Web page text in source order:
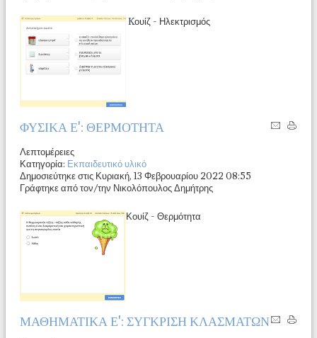
Kουίζ - Ηλεκτρισμός
ΦΥΣΙΚΑ Ε': ΘΕΡΜΟΤΗΤΑ
Λεπτομέρειες
Κατηγορία: Εκπαιδευτικό υλικό
Δημοσιεύτηκε στις Κυριακή, 13 Φεβρουαρίου 2022 08:55
Γράφτηκε από τον/την Νικολόπουλος Δημήτρης
Κουίζ - Θερμότητα
ΜΑΘΗΜΑΤΙΚΑ Ε': ΣΥΓΚΡΙΣΗ ΚΛΑΣΜΑΤΩΝ